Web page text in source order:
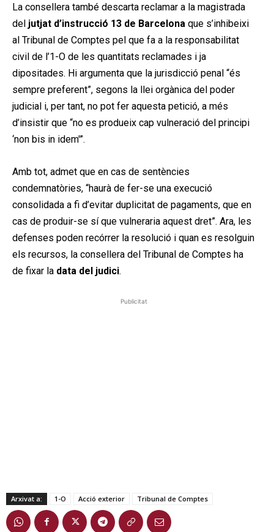
La consellera també descarta reclamar a la magistrada
del jutjat d’instrucció 13 de Barcelona que s’inhibeixi
al Tribunal de Comptes pel que fa a la responsabilitat
civil de l’1-O de les quantitats reclamades i ja
dipositades. Hi argumenta que la jurisdicció penal “és
sempre preferent”, segons la llei orgànica del poder
judicial i, per tant, no pot fer aquesta petició, a més
d’insistir que “no es produeix cap vulneració del principi
‘non bis in idem'”.
Amb tot, admet que en cas de sentències
condemnatòries, “haurà de fer-se una execució
consolidada a fi d’evitar duplicitat de pagaments, que en
cas de produir-se sí que vulneraria aquest dret”. Ara, les
defenses poden recórrer la resolució i quan es resolguin
els recursos, la consellera del Tribunal de Comptes ha
de fixar la data del judici.
Publicitat
Arxivat a: 1-O Acció exterior Tribunal de Comptes